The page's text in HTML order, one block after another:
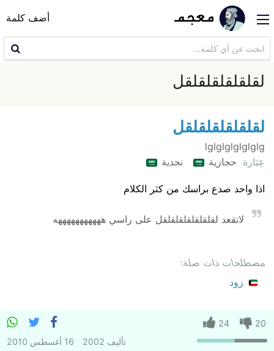
أضف كلمة
لقلقلقلقلقلقل
لقلقلقلقلقلقل
lglglglglglglg
عِبَارة حجازية نجدية
اذا واحد صدع براسك من كثر الكلام
لاتقعد لقلقلقلقلقلقلقل على راسي هههههههههههه
مصطلحات ذات صلة:
زود
20
24
تأليف 2002 16 أغسطس 2010